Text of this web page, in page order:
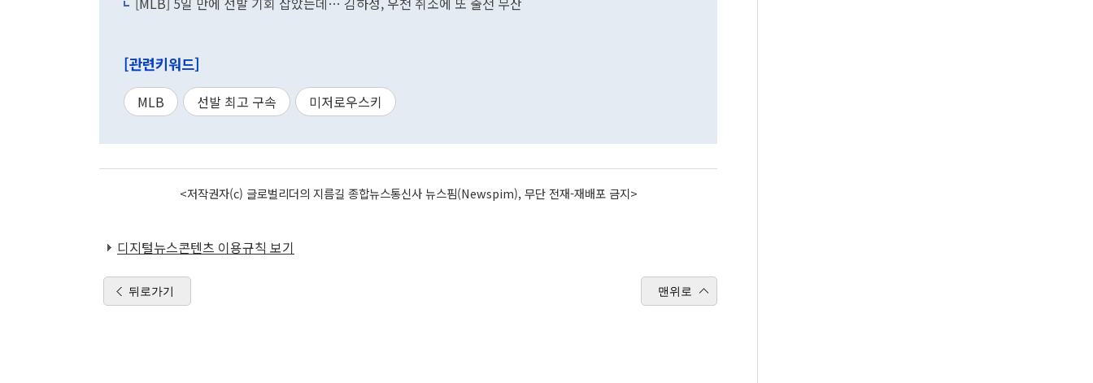
[관련키워드]
MLB 선발 최고 구속 미저로우스키
<저작권자(c) 글로벌리더의 지름길 종합뉴스통신사 뉴스핌(Newspim), 무단 전재-재배포 금지>
디지털뉴스콘텐츠 이용규칙 보기
뒤로가기 맨위로